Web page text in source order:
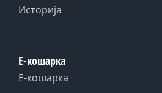
Историја
Е-кошарка
Е-кошарка